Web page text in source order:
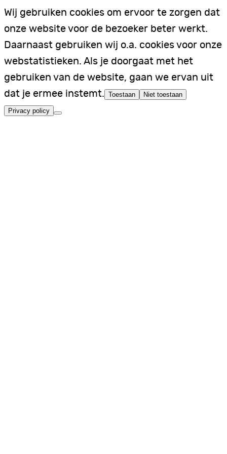
Wij gebruiken cookies om ervoor te zorgen dat
onze website voor de bezoeker beter werkt.
Daarnaast gebruiken wij o.a. cookies voor onze
webstatistieken. Als je doorgaat met het
gebruiken van de website, gaan we ervan uit
dat je ermee instemt. Toestaan Niet toestaan
Privacy policy